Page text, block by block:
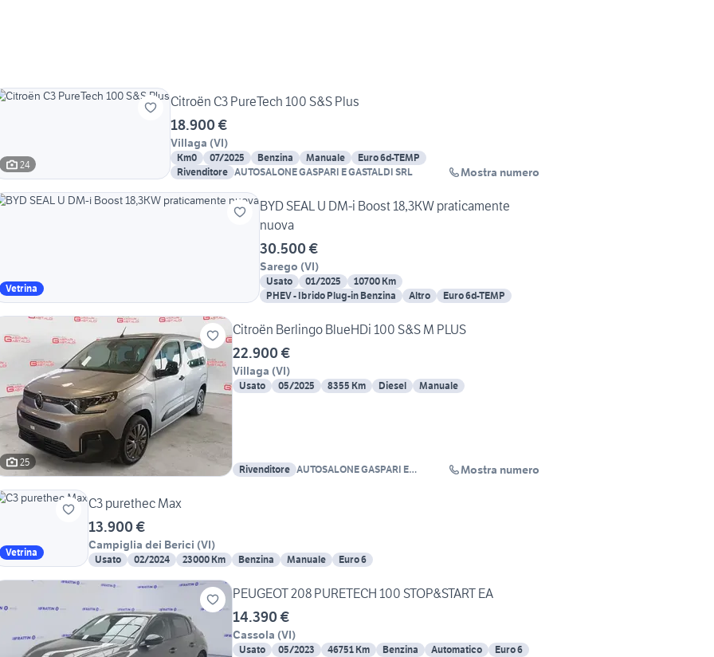
24
Citroën C3 PureTech 100 S&S Plus
18.900 €
Villaga (VI)
Km0 07/2025 Benzina Manuale
Euro 6d-TEMP
Rivenditore AUTOSALONE GASPARI E GASTALDI SRL Mostra numero
Vetrina
BYD SEAL U DM-i Boost 18,3KW praticamente
nuova
30.500 €
Sarego (VI)
Usato 01/2025
10700 Km
PHEV - Ibrido Plug-in Benzina
Altro Euro 6d-TEMP
25
Citroën Berlingo BlueHDi 100 S&S M PLUS
22.900 €
Villaga (VI)
Usato 05/2025 8355 Km Diesel Manuale
Rivenditore AUTOSALONE GASPARI E
Mostra numero
Vetrina
C3 purethec Max
13.900 €
Campiglia dei Berici (VI)
Usato 02/2024 23000 Km Benzina Manuale Euro 6
PEUGEOT 208 PURETECH 100 STOP&START EA
14.390 €
Cassola (VI)
Usato 05/2023 46751 Km Benzina Automatico Euro 6